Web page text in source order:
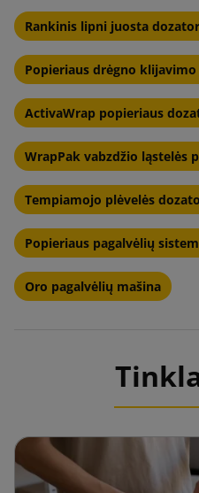
Rankinis lipni juosta
Popieriaus drėgno
ActivaWrap popieriaus
WrapPak vabzdžio ląstelės
Tempiamojo plėvelės
Popieriaus pagalvėlių
Oro pagalvėlių mašina